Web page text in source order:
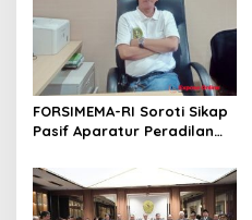
FORSIMEMA-RI Soroti Sikap
Pasif Aparatur Peradilan
Diri Hanya Memperburuk
Citra Lembaga